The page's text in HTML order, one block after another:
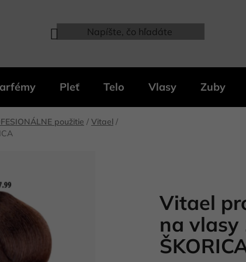
Pleť Telo Vlasy Zuby
použitie / Vitael /
Vitael
na vlasy